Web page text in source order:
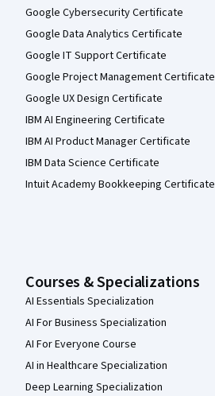
Google Cybersecurity Certificate
Google Data Analytics Certificate
Google IT Support Certificate
Google Project Management Certificate
Google UX Design Certificate
IBM AI Engineering Certificate
IBM AI Product Manager Certificate
IBM Data Science Certificate
Intuit Academy Bookkeeping Certificate
Courses & Specializations
AI Essentials Specialization
AI For Business Specialization
AI For Everyone Course
AI in Healthcare Specialization
Deep Learning Specialization